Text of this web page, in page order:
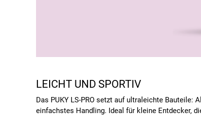
LEICHT UND SPORTIV
Das PUKY LS-PRO setzt auf ultraleichte Bauteile:
einfachstes Handling. Ideal für kleine Entdecker,